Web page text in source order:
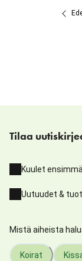
Tilaa
Kuulet
Uutuudet &
Mistä aiheista
Koirat